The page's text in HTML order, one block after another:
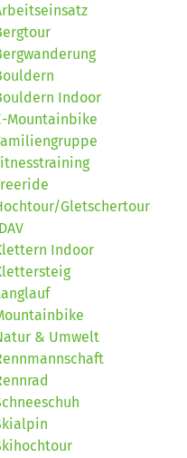
Indoor
Mountainbike
Gletschertour
Indoor
& Umwelt